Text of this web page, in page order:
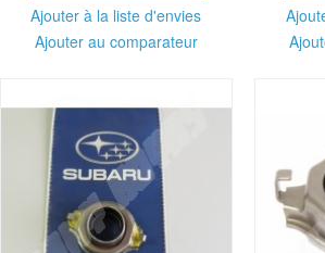
Ajouter à la liste d'envies
Ajouter au comparateur